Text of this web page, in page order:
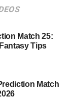
लिया गया। पुलिस
थे। दुर्घटना
स्थानीय प्रशासन
कारणों का पता
Match 25:
Tips
Match